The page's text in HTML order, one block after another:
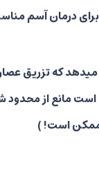
برای درمان آسم
که تزریق
است مانع از
ممکن است! )